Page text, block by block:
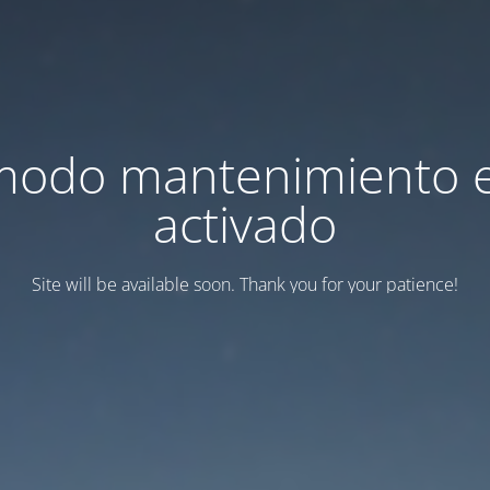
mantenimiento
activado
Site will be available soon. Thank you for your patience!